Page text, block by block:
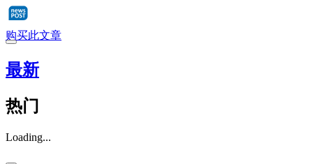
购买此文章
最新
热门
Loading...